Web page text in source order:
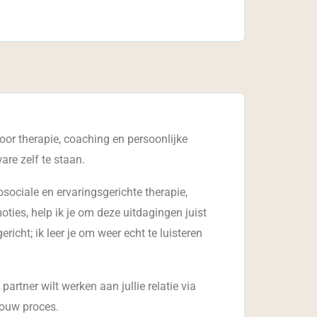
therapie, coaching en persoonlijke
zelf te staan.
en ervaringsgerichte therapie,
help ik je om deze uitdagingen juist
ik leer je om weer echt te luisteren
wilt werken aan jullie relatie via
proces.